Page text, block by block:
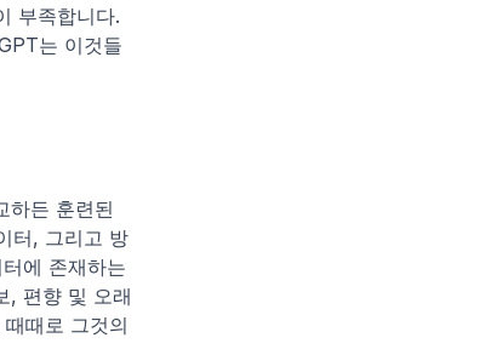
부족합니다.
는 이것들
하든 훈련된
터, 그리고 방
에 존재하는
, 편향 및 오래
때로 그것의